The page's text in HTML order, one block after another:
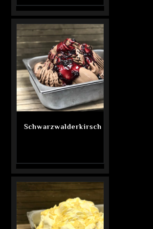
Schwarzwalderkirsch